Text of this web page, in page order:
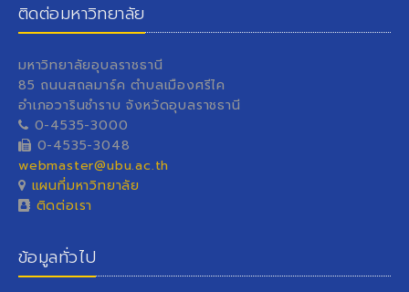
ติดต่อมหาวิทยาลัย
มหาวิทยาลัยอุบลราชธานี
85 ถนนสถลมาร์ค ตำบลเมืองศรีไค
อำเภอวารินชำราบ จังหวัดอุบลราชธานี
0-4535-3000
0-4535-3048
webmaster@ubu.ac.th
แผนที่มหาวิทยาลัย
ติดต่อเรา
ข้อมูลทั่วไป